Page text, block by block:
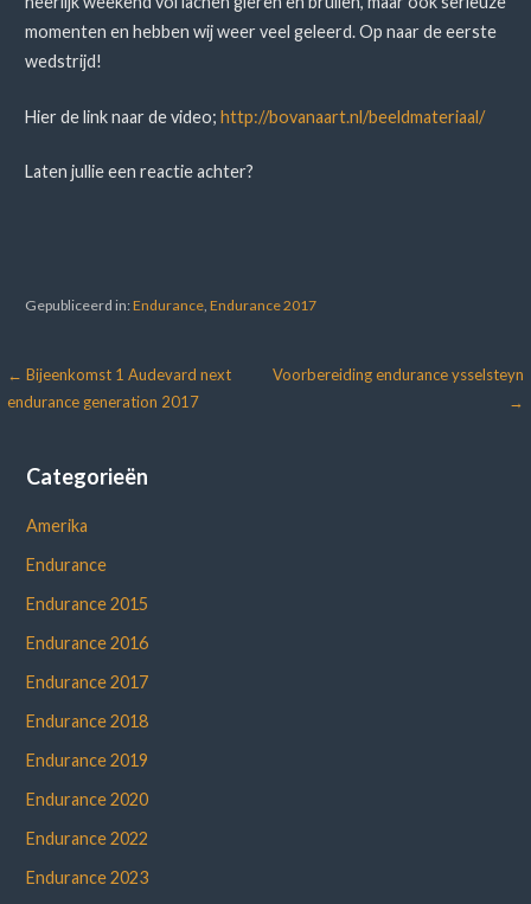
momenten en hebben wij weer veel geleerd. Op naar de eerste
wedstrijd!
Hier de link naar de video; http://bovanaart.nl/beeldmateriaal/
Laten jullie een reactie achter?
Gepubliceerd in:Endurance, Endurance 2017
Bericht
← Bijeenkomst 1 Audevard next
endurance generation 2017
Voorbereiding endurance ysselsteyn
→
Categorieën
Amerika
Endurance
Endurance 2015
Endurance 2016
Endurance 2017
Endurance 2018
Endurance 2019
Endurance 2020
Endurance 2022
Endurance 2023